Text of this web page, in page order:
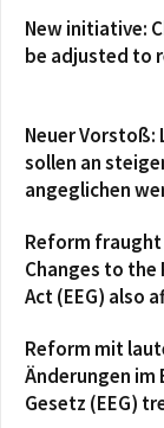
New initiative:
be adjusted to
Neuer
sollen an
angeglichen
Reform
Changes to the
Act (EEG) also
Reform mit
Änderungen im
Gesetz (EEG)